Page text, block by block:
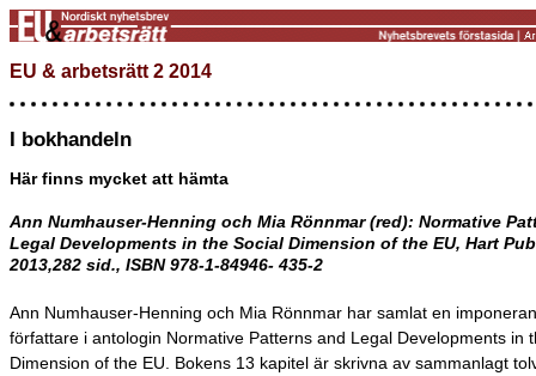
EU & arbetsrätt 2 2014
I bokhandeln
Här finns mycket att hämta
Ann Numhauser-Henning och Mia Rönnmar (red): Normative
Legal Developments in the Social Dimension of the EU, Hart
2013,282 sid., ISBN 978-1-84946- 435-2
Ann Numhauser-Henning och Mia Rönnmar har samlat en
författare i antologin Normative Patterns and Legal Developments in
Dimension of the EU. Bokens 13 kapitel är skrivna av sammanlagt